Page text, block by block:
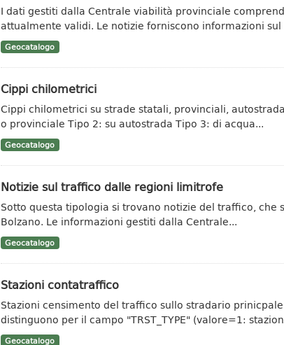
I dati gestiti dalla Centrale viabilità provinciale
attualmente validi. Le notizie forniscono informazioni sul
Geocatalogo
Cippi chilometrici
Cippi chilometrici su strade statali, provinciali,
o provinciale Tipo 2: su autostrada Tipo 3: di acqua...
Geocatalogo
Notizie sul traffico dalle regioni limitrofe
Sotto questa tipologia si trovano notizie del traffico,
Bolzano. Le informazioni gestiti dalla Centrale...
Geocatalogo
Stazioni contatraffico
Stazioni censimento del traffico sullo stradario
distinguono per il campo "TRST_TYPE" (valore=1:
Geocatalogo